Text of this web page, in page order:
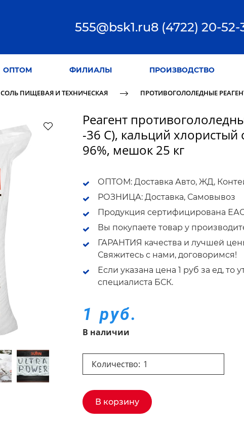
555@bsk1.ru8 (4722) 20-52-
ОПТОМ ФИЛИАЛЫ ПРОИЗВОДСТВО
СОЛЬ ПИЩЕВАЯ И ТЕХНИЧЕСКАЯ ПРОТИВОГОЛОЛЕДНЫЕ
Реагент
-36 С), кальций
96%, мешок 25 кг
ОПТОМ: Доставка Авто, ЖД,
РОЗНИЦА: Доставка, Самовывоз
Продукция сертифицирована
Вы покупаете товар у
ГАРАНТИЯ качества и лучшей
Свяжитесь с нами, договоримся!
Если указана цена 1 руб за ед,
специалиста БСК.
1 руб.
В наличии
Количество:
В корзину